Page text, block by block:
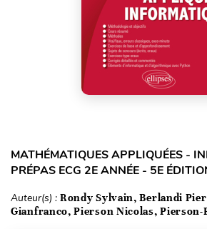
MATHÉMATIQUES APPLIQUÉES -
PRÉPAS ECG 2E ANNÉE - 5E
Auteur(s) : Rondy Sylvain, Berlandi
Gianfranco, Pierson Nicolas, Pierson-